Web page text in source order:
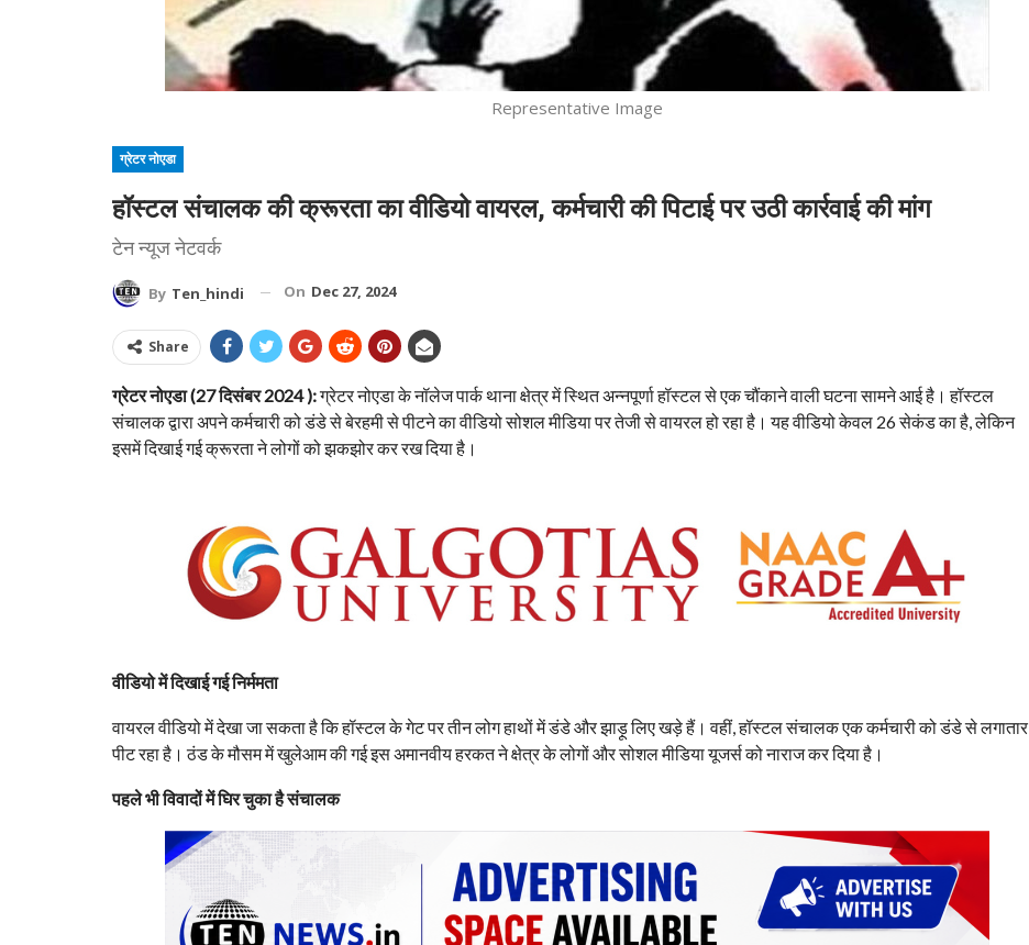
Representative Image
ग्रेटर नोएडा
हॉस्टल संचालक की क्रूरता का वीडियो वायरल, कर्मचारी की पिटाई पर उठी कार्रवाई की मांग
टेन न्यूज नेटवर्क
By Ten_hindi On Dec 27, 2024
Share
ग्रेटर नोएडा (27 दिसंबर 2024 ):ग्रेटर नोएडा के नॉलेज पार्क थाना क्षेत्र में स्थित अन्नपूर्णा हॉस्टल से एक चौंकाने वाली घटना सामने आई है। हॉस्टल
संचालक द्वारा अपने कर्मचारी को डंडे से बेरहमी से पीटने का वीडियो सोशल मीडिया पर तेजी से वायरल हो रहा है। यह वीडियो केवल 26 सेकंड का है, लेकिन
इसमें दिखाई गई क्रूरता ने लोगों को झकझोर कर रख दिया है।
वीडियो में दिखाई गई निर्ममता
वायरल वीडियो में देखा जा सकता है कि हॉस्टल के गेट पर तीन लोग हाथों में डंडे और झाड़ू लिए खड़े हैं। वहीं, हॉस्टल संचालक एक कर्मचारी को डंडे से लगातार
पीट रहा है। ठंड के मौसम में खुलेआम की गई इस अमानवीय हरकत ने क्षेत्र के लोगों और सोशल मीडिया यूजर्स को नाराज कर दिया है।
पहले भी विवादों में घिर चुका है संचालक